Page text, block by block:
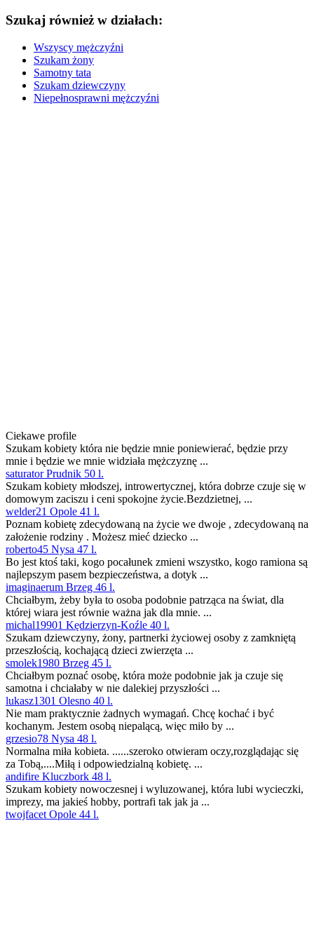
Szukaj również w działach:
Wszyscy mężczyźni
Szukam żony
Samotny tata
Szukam dziewczyny
Niepełnosprawni mężczyźni
Ciekawe profile
Szukam kobiety która nie będzie mnie poniewierać, będzie przy
mnie i będzie we mnie widziała mężczyznę ...
saturator Prudnik 50 l.
Szukam kobiety młodszej, introwertycznej, która dobrze czuje się w
domowym zaciszu i ceni spokojne życie.Bezdzietnej, ...
welder21 Opole 41 l.
Poznam kobietę zdecydowaną na życie we dwoje , zdecydowaną na
założenie rodziny . Możesz mieć dziecko ...
roberto45 Nysa 47 l.
Bo jest ktoś taki, kogo pocałunek zmieni wszystko, kogo ramiona są
najlepszym pasem bezpieczeństwa, a dotyk ...
imaginaerum Brzeg 46 l.
Chciałbym, żeby była to osoba podobnie patrząca na świat, dla
której wiara jest równie ważna jak dla mnie. ...
michal19901 Kędzierzyn-Koźle 40 l.
Szukam dziewczyny, żony, partnerki życiowej osoby z zamkniętą
przeszłością, kochającą dzieci zwierzęta ...
smolek1980 Brzeg 45 l.
Chciałbym poznać osobę, która może podobnie jak ja czuje się
samotna i chciałaby w nie dalekiej przyszłości ...
lukasz1301 Olesno 40 l.
Nie mam praktycznie żadnych wymagań. Chcę kochać i być
kochanym. Jestem osobą niepalącą, więc miło by ...
grzesio78 Nysa 48 l.
Normalna miła kobieta. ......szeroko otwieram oczy,rozglądając się
za Tobą,....Miłą i odpowiedzialną kobietę. ...
andifire Kluczbork 48 l.
Szukam kobiety nowoczesnej i wyluzowanej, która lubi wycieczki,
imprezy, ma jakieś hobby, portrafi tak jak ja ...
twojfacet Opole 44 l.